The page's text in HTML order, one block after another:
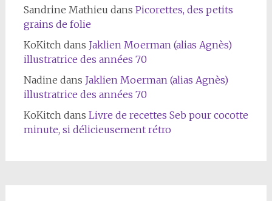
Sandrine Mathieu dans Picorettes, des petits
grains de folie
KoKitch dans Jaklien Moerman (alias Agnès)
illustratrice des années 70
Nadine dans Jaklien Moerman (alias Agnès)
illustratrice des années 70
KoKitch dans Livre de recettes Seb pour cocotte
minute, si délicieusement rétro